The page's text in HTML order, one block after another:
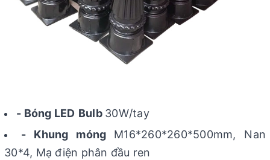
- Bóng LED Bulb 30W/tay
- Khung móng M16*260*260*500mm, Nan
30*4, Mạ điện phân đầu ren